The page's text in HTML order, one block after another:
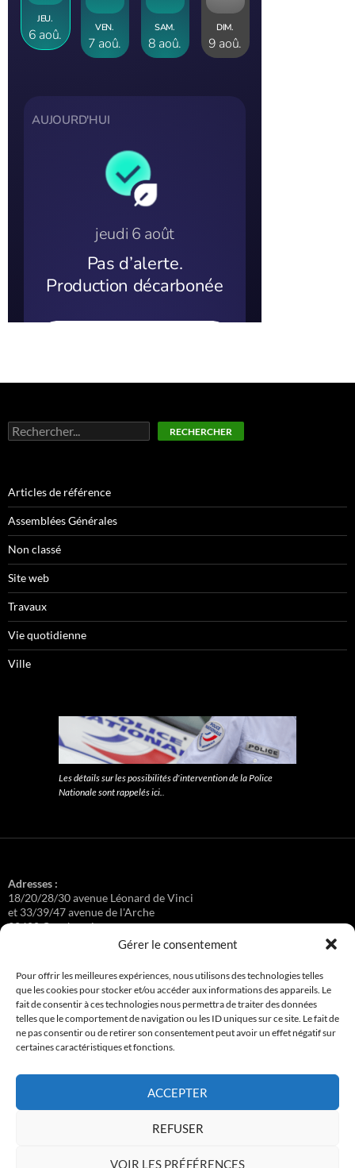
Gérer le consentement
Pour offrir les meilleures expériences, nous utilisons des technologies telles
que les cookies pour stocker et/ou accéder aux informations des appareils. Le
fait de consentir à ces technologies nous permettra de traiter des données
telles que le comportement de navigation ou les ID uniques sur ce site. Le fait de
ne pas consentir ou de retirer son consentement peut avoir un effet négatif sur
certaines caractéristiques et fonctions.
ACCEPTER
REFUSER
VOIR LES PRÉFÉRENCES
Rechercher RECHERCHER
Articles de référence
Assemblées Générales
Non classé
Site web
Travaux
Vie quotidienne
Ville
Les détails sur les possibilités d'intervention de la Police
Nationale sont rappelés ici..
Adresses :
18/20/28/30 avenue Léonard de Vinci
et 33/39/47 avenue de l'Arche
92400 Courbevoie
Régisseuse :
Loge au 39 Avenue de l'Arche.
Connexion
Copyright © 2017-2026 résidence Apollonia 1